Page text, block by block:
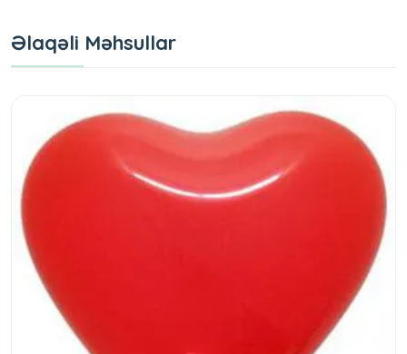
Əlaqəli Məhsullar